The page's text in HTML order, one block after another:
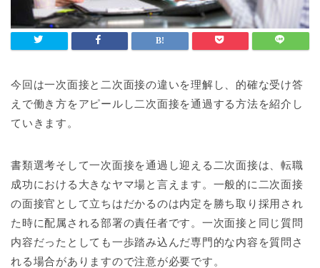
今回は一次面接と二次面接の違いを理解し、的確な受け答
えで働き方をアピールし二次面接を通過する方法を紹介し
ていきます。
書類選考そして一次面接を通過し迎える二次面接は、転職
成功における大きなヤマ場と言えます。一般的に二次面接
の面接官として立ちはだかるのは内定を勝ち取り採用され
た時に配属される部署の責任者です。一次面接と同じ質問
内容だったとしても一歩踏み込んだ専門的な内容を質問さ
れる場合がありますので注意が必要です。